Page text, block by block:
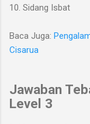
10. Sidang Isbat
Baca Juga:
Cisarua
Jawaban
Level 3